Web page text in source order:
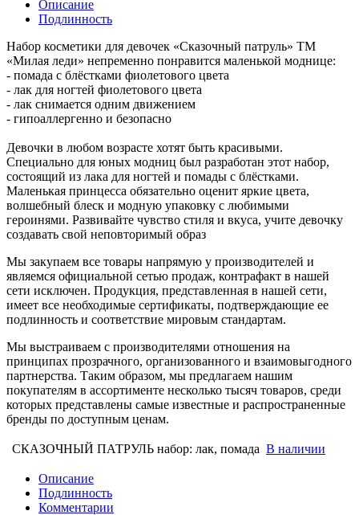
Описание
Подлинность
Набор косметики для девочек «Сказочный патруль» ТМ
«Милая леди» непременно понравится маленькой моднице:
- помада с блёстками фиолетового цвета
- лак для ногтей фиолетового цвета
- лак снимается одним движением
- гипоаллергенно и безопасно
Девочки в любом возрасте хотят быть красивыми.
Специально для юных модниц был разработан этот набор,
состоящий из лака для ногтей и помады с блёстками.
Маленькая принцесса обязательно оценит яркие цвета,
волшебный блеск и модную упаковку с любимыми
героинями. Развивайте чувство стиля и вкуса, учите девочку
создавать свой неповторимый образ
Мы закупаем все товары напрямую у производителей и
являемся официальной сетью продаж, контрафакт в нашей
сети исключен. Продукция, представленная в нашей сети,
имеет все необходимые сертификаты, подтверждающие ее
подлинность и соответствие мировым стандартам.
Мы выстраиваем с производителями отношения на
принципах прозрачного, организованного и взаимовыгодного
партнерства. Таким образом, мы предлагаем нашим
покупателям в ассортименте несколько тысяч товаров, среди
которых представлены самые известные и распространенные
бренды по доступным ценам.
СКАЗОЧНЫЙ ПАТРУЛЬ набор: лак, помада В наличии
Описание
Подлинность
Комментарии